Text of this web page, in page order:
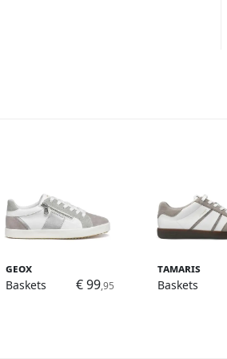
Geox
Baskets
€ 99,95
Tamaris
Baskets